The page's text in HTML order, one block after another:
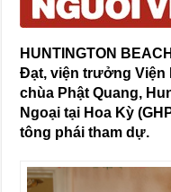
HUNTINGTON
Đạt, viện trưởng Viện
chùa Phật Quang,
Ngoại tại Hoa Kỳ
tông phái tham dự.